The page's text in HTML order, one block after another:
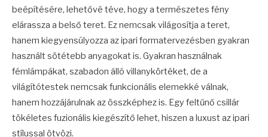
beépítésére, lehetővé téve, hogy a természetes fény
elárassza a belső teret. Ez nemcsak világosítja a teret,
hanem kiegyensúlyozza az ipari formatervezésben gyakran
használt sötétebb anyagokat is. Gyakran használnak
fémlámpákat, szabadon álló villanykörtéket, de a
világítótestek nemcsak funkcionális elemekké válnak,
hanem hozzájárulnak az összképhez is. Egy feltűnő csillár
tökéletes fuzionális kiegészítő lehet, hiszen a luxust az ipari
stílussal ötvözi.